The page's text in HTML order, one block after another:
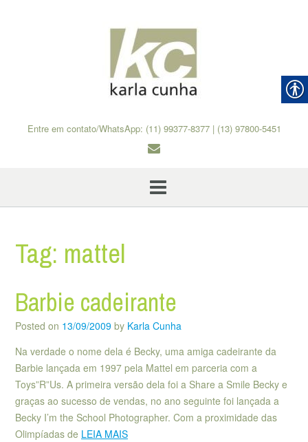
Entre em contato/WhatsApp: (11) 99377-8377 | (13) 97800-5451
Tag: mattel
Barbie cadeirante
Posted on 13/09/2009 by Karla Cunha
Na verdade o nome dela é Becky, uma amiga cadeirante da
Barbie lançada em 1997 pela Mattel em parceria com a
Toys”R”Us. A primeira versão dela foi a Share a Smile Becky e
graças ao sucesso de vendas, no ano seguinte foi lançada a
Becky I’m the School Photographer. Com a proximidade das
Olimpíadas de LEIA MAIS